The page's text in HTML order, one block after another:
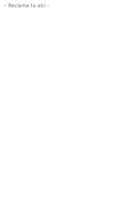
- Reclama ta aici -